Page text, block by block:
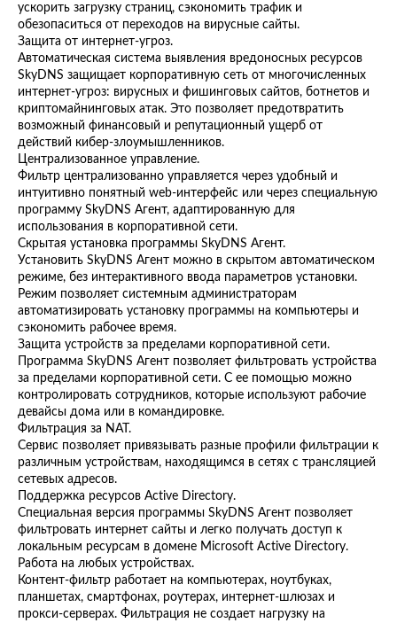
ускорить загрузку страниц, сэкономить трафик и
обезопаситься от переходов на вирусные сайты.
Защита от интернет-угроз.
Автоматическая система выявления вредоносных ресурсов
SkyDNS защищает корпоративную сеть от многочисленных
интернет-угроз: вирусных и фишинговых сайтов, ботнетов и
криптомайнинговых атак. Это позволяет предотвратить
возможный финансовый и репутационный ущерб от
действий кибер-злоумышленников.
Централизованное управление.
Фильтр централизованно управляется через удобный и
интуитивно понятный web-интерфейс или через специальную
программу SkyDNS Агент, адаптированную для
использования в корпоративной сети.
Скрытая установка программы SkyDNS Агент.
Установить SkyDNS Агент можно в скрытом автоматическом
режиме, без интерактивного ввода параметров установки.
Режим позволяет системным администраторам
автоматизировать установку программы на компьютеры и
сэкономить рабочее время.
Защита устройств за пределами корпоративной сети.
Программа SkyDNS Агент позволяет фильтровать устройства
за пределами корпоративной сети. С ее помощью можно
контролировать сотрудников, которые используют рабочие
девайсы дома или в командировке.
Фильтрация за NAT.
Сервис позволяет привязывать разные профили фильтрации к
различным устройствам, находящимся в сетях с трансляцией
сетевых адресов.
Поддержка ресурсов Active Directory.
Специальная версия программы SkyDNS Агент позволяет
фильтровать интернет сайты и легко получать доступ к
локальным ресурсам в домене Microsoft Active Directory.
Работа на любых устройствах.
Контент-фильтр работает на компьютерах, ноутбуках,
планшетах, смартфонах, роутерах, интернет-шлюзах и
прокси-серверах. Фильтрация не создает нагрузку на